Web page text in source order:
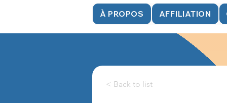
À PROPOS AFFILIATION
< Back to list